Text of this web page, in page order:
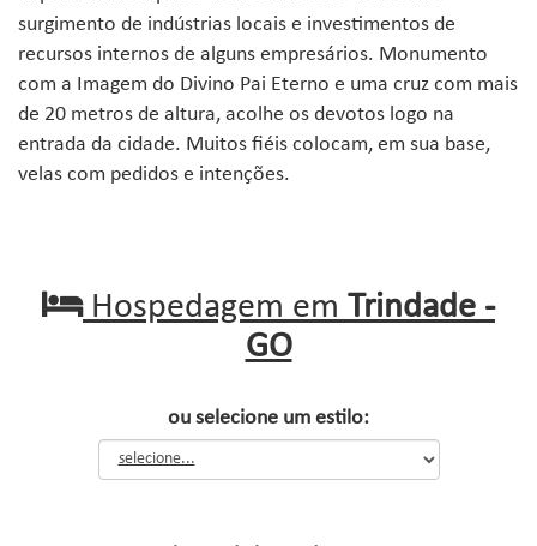
surgimento de indústrias locais e investimentos de
recursos internos de alguns empresários. Monumento
com a Imagem do Divino Pai Eterno e uma cruz com mais
de 20 metros de altura, acolhe os devotos logo na
entrada da cidade. Muitos fiéis colocam, em sua base,
velas com pedidos e intenções.
Hospedagem em Trindade -
GO
ou selecione um estilo: